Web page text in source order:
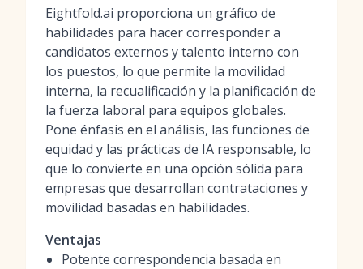
Eightfold.ai proporciona un gráfico de
habilidades para hacer corresponder a
candidatos externos y talento interno con
los puestos, lo que permite la movilidad
interna, la recualificación y la planificación de
la fuerza laboral para equipos globales.
Pone énfasis en el análisis, las funciones de
equidad y las prácticas de IA responsable, lo
que lo convierte en una opción sólida para
empresas que desarrollan contrataciones y
movilidad basadas en habilidades.
Ventajas
Potente correspondencia basada en